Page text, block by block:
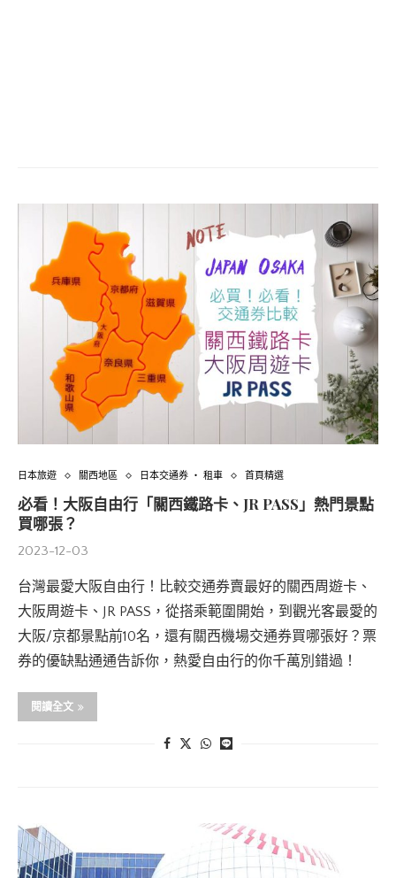
日本旅遊 關西地區 日本交通券 ‧ 租車 首頁精選
必看！大阪自由行「關西鐵路卡、JR PASS」熱門景點
買哪張？
2023-12-03
台灣最愛大阪自由行！比較交通券賣最好的關西周遊卡、
大阪周遊卡、JR PASS，從搭乘範圍開始，到觀光客最愛的
大阪/京都景點前10名，還有關西機場交通券買哪張好？票
券的優缺點通通告訴你，熱愛自由行的你千萬別錯過！
閱讀全文